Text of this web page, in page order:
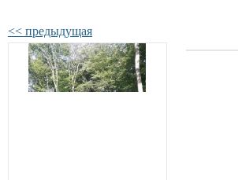
<< предыдущая